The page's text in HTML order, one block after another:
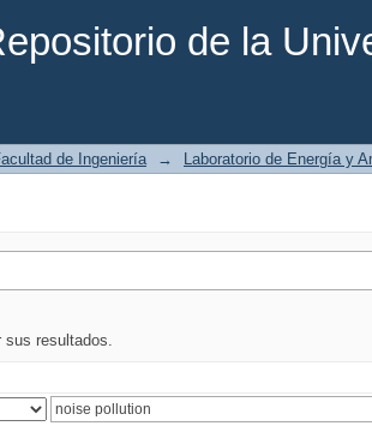
de la
de Ingeniería → Laboratorio de Energía y
sus resultados.